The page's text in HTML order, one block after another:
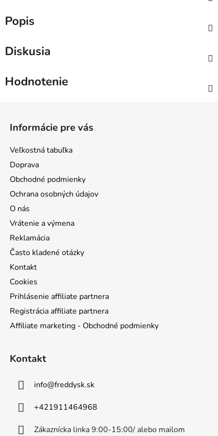
Popis
Diskusia
Hodnotenie
Informácie pre vás
Veľkostná tabuľka
Doprava
Obchodné podmienky
Ochrana osobných údajov
O nás
Vrátenie a výmena
Reklamácia
Často kladené otázky
Kontakt
Cookies
Prihlásenie affiliate partnera
Registrácia affiliate partnera
Affiliate marketing - Obchodné podmienky
Kontakt
info@freddysk.sk
+421911464968
Zákaznícka linka 9:00-15:00/ alebo mailom